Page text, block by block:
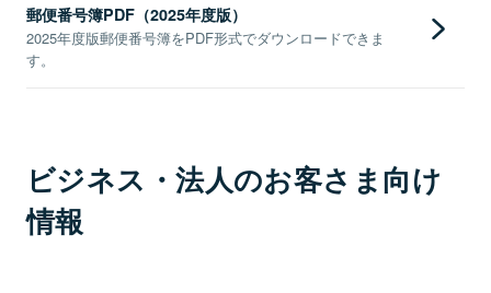
郵便番号簿PDF（2025年度版）
2025年度版郵便番号簿をPDF形式でダウンロードできま
す。
ビジネス・法人のお客さま向け
情報